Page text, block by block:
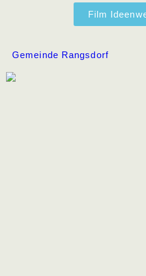
Film
Gemeinde Rangsdorf